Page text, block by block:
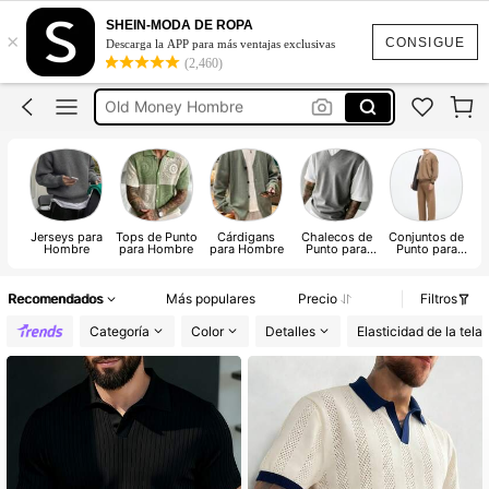
CONSIGUE
×
SHEIN-MODA DE ROPA
Descarga la APP para más ventajas exclusivas
(2,460)
Sueter De Hombre
Cardigan Hombre
Old Money Hombre
Sweater Hombre
Sueter De Hombre
Jerseys para
Hombre
Tops de Punto
para Hombre
Cárdigans
para Hombre
Chalecos de
Punto para
Conjuntos de
Punto para
Recomendados Más populares Precio
Filtros
Categoría
Color Detalles Elasticidad de la tela